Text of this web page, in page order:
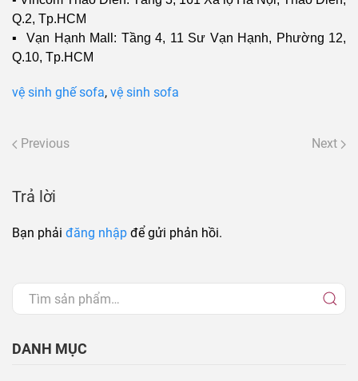
Q.2, Tp.HCM
▪️ Vạn Hạnh Mall: Tầng 4, 11 Sư Vạn Hạnh, Phường 12,
Q.10, Tp.HCM
vệ sinh ghế sofa, vệ sinh sofa
Previous Next
Trả lời
Bạn phải đăng nhập để gửi phản hồi.
DANH MỤC